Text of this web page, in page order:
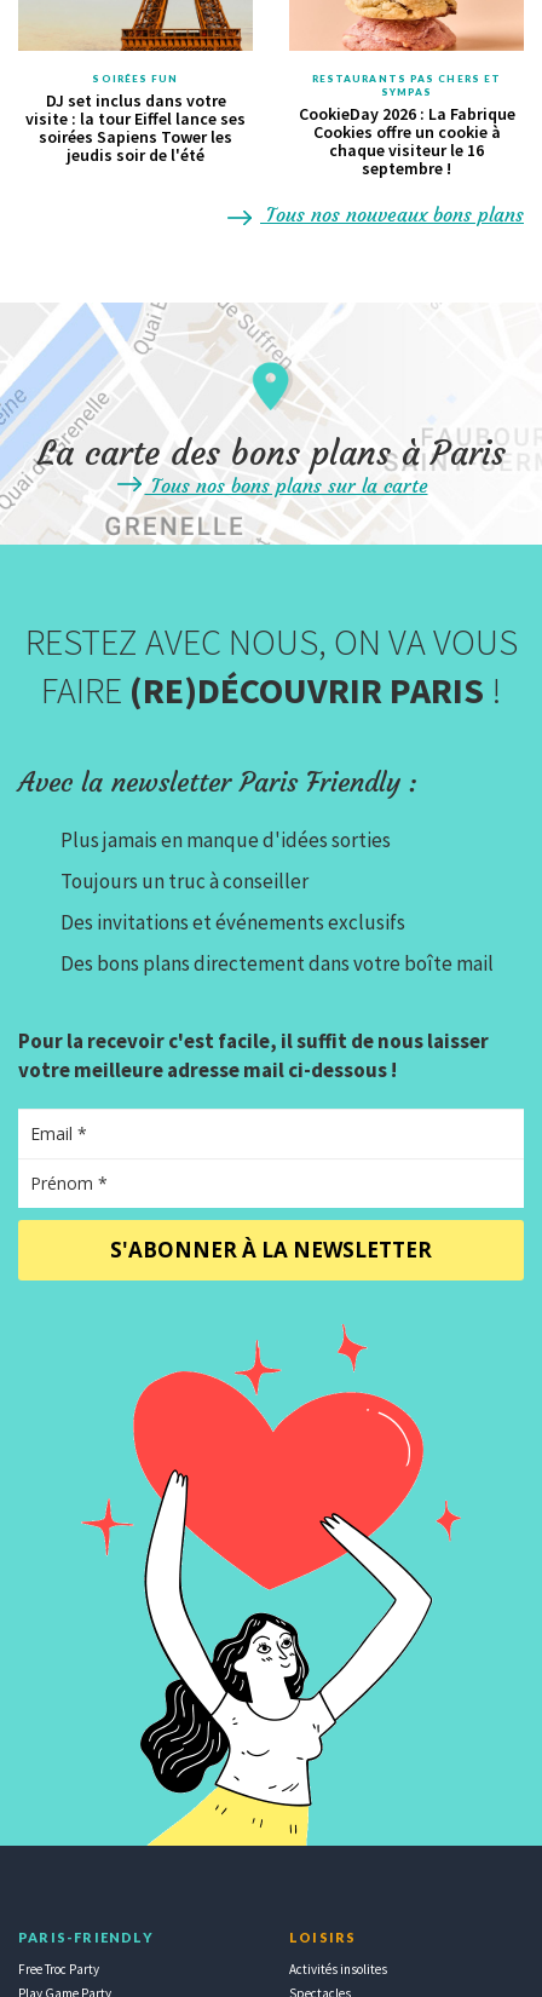
SOIRÉES FUN
DJ set inclus dans votre
visite : la tour Eiffel lance ses
soirées Sapiens Tower les
jeudis soir de l'été
RESTAURANTS PAS CHERS ET
SYMPAS
CookieDay 2026 : La Fabrique
Cookies offre un cookie à
chaque visiteur le 16
septembre !
Tous nos nouveaux bons plans
La carte des bons plans à Paris
Tous nos bons plans sur la carte
RESTEZ AVEC NOUS, ON VA VOUS
FAIRE (RE)DÉCOUVRIR PARIS !
Avec la newsletter Paris Friendly :
Plus jamais en manque d'idées sorties
Toujours un truc à conseiller
Des invitations et événements exclusifs
Des bons plans directement dans votre boîte mail
Pour la recevoir c'est facile, il suffit de nous laisser
votre meilleure adresse mail ci-dessous !
S'ABONNER À LA NEWSLETTER
PARIS-FRIENDLY
Free Troc Party
Play Game Party
LOISIRS
Activités insolites
Spectacles